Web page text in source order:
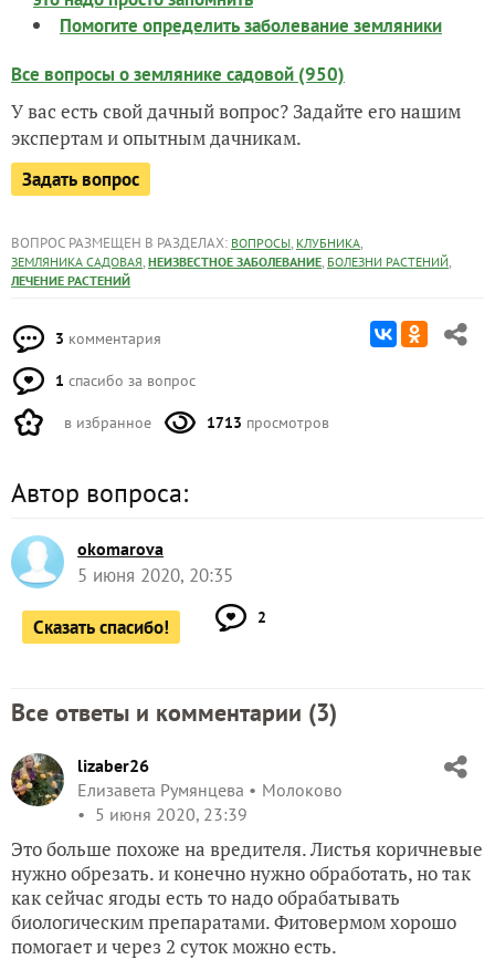
Помогите определить заболевание земляники
Все вопросы о землянике садовой (950)
У вас есть свой дачный вопрос? Задайте его нашим
экспертам и опытным дачникам.
Задать вопрос
ВОПРОС РАЗМЕЩЕН В РАЗДЕЛАХ: ВОПРОСЫ, КЛУБНИКА,
ЗЕМЛЯНИКА САДОВАЯ, НЕИЗВЕСТНОЕ ЗАБОЛЕВАНИЕ, БОЛЕЗНИ РАСТЕНИЙ,
ЛЕЧЕНИЕ РАСТЕНИЙ
3 комментария
1 спасибо за вопрос
в избранное 1713 просмотров
Автор вопроса:
okomarova
5 июня 2020, 20:35
Сказать спасибо! 2
Все ответы и комментарии (3)
lizaber26
Елизавета Румянцева
Молоково
5 июня 2020, 23:39
Это больше похоже на вредителя. Листья коричневые
нужно обрезать. и конечно нужно обработать, но так
как сейчас ягоды есть то надо обрабатывать
биологическим препаратами. Фитовермом хорошо
помогает и через 2 суток можно есть.